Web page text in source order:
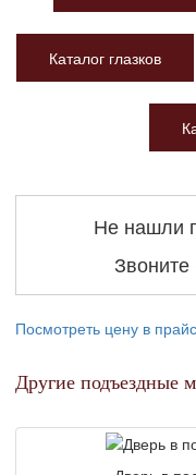
Каталог глазков
Не нашли
Звоните
Посмотреть цену в
Другие подъездные